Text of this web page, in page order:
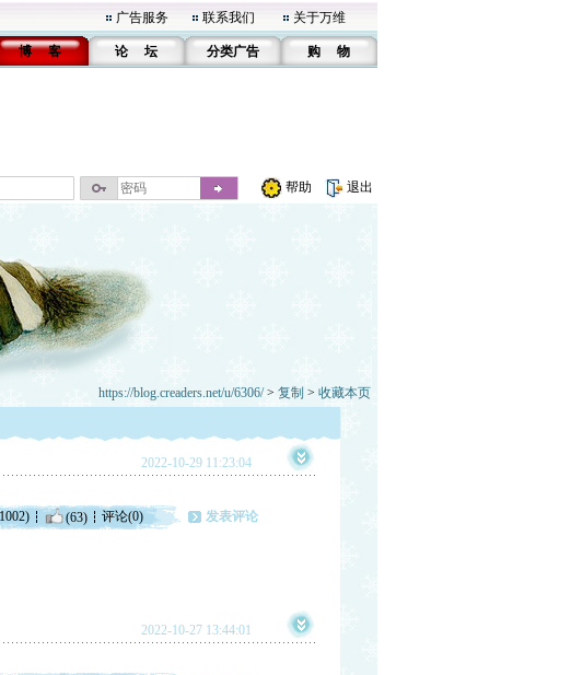
广告服务 联系我们 关于万维
博 客 论 坛 分类广告 购 物
帮助 退出
https://blog.creaders.net/u/6306/> 复制 > 收藏本页
2022-10-29 11:23:04
(63) 评论(0) 发表评论
2022-10-27 13:44:01